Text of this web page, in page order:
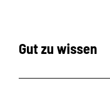
Gut zu wissen